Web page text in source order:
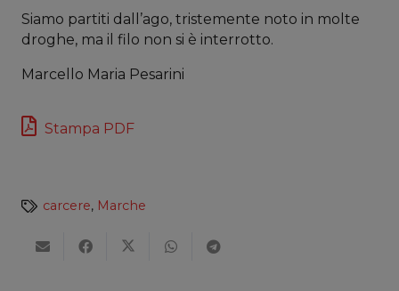
Siamo partiti dall’ago, tristemente noto in molte
droghe, ma il filo non si è interrotto.
Marcello Maria Pesarini
Stampa PDF
carcere, Marche